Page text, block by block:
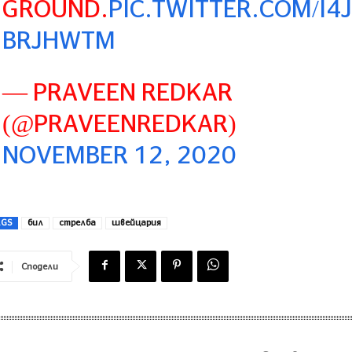
GROUND. PIC.TWITTER.COM/I4J
BRJHWTM
— PRAVEEN REDKAR
(@PRAVEENREDKAR)
NOVEMBER 12, 2020
бил стрелба швейцария
Сподели